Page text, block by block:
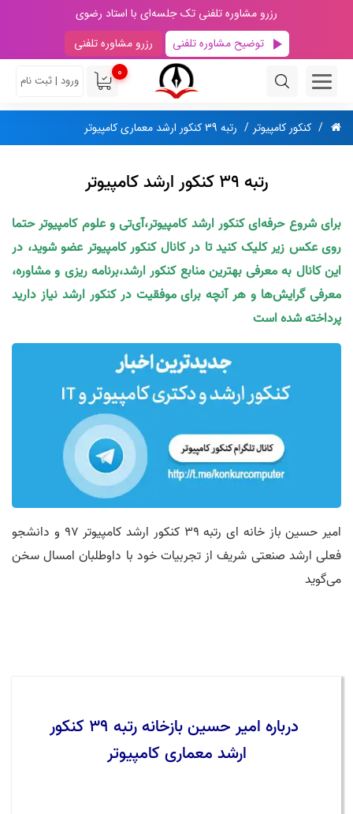
رزرو مشاوره تلفنی تک جلسه‌ای با استاد رضوی
توضیح مشاوره تلفنی
رزرو مشاوره تلفنی
0
ورود | ثبت نام
کنکور کامپیوتر رتبه 39 کنکور ارشد معماری کامپیوتر
رتبه 39 کنکور ارشد کامپیوتر
برای شروع حرفه‌ای کنکور ارشد کامپیوتر،آی‌تی و علوم کامپیوتر حتما
روی عکس زیر کلیک کنید تا در کانال کنکور کامپیوتر عضو شوید، در
این کانال به معرفی بهترین منابع کنکور ارشد،برنامه ریزی و مشاوره،
معرفی گرایش‌ها و هر آنچه برای موفقیت در کنکور ارشد نیاز دارید
پرداخته شده است
امیر حسین باز خانه ای رتبه 39 کنکور ارشد کامپیوتر 97 و دانشجو
فعلی ارشد صنعتی شریف از تجربیات خود با داوطلبان امسال سخن
می‌گوید
درباره امیر حسین بازخانه رتبه 39 کنکور
ارشد معماری کامپیوتر